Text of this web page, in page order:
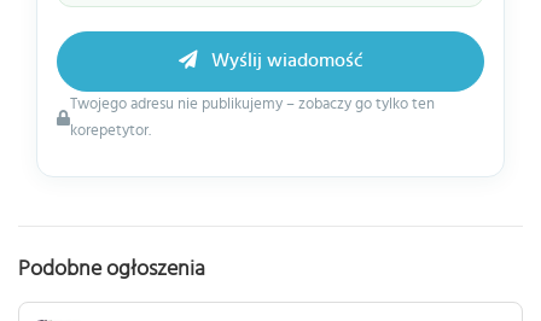
Twojego adresu nie publikujemy – zobaczy go tylko ten
korepetytor.
Wyślij wiadomość
Podobne ogłoszenia